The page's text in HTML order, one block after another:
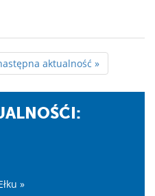
aktualność »
»